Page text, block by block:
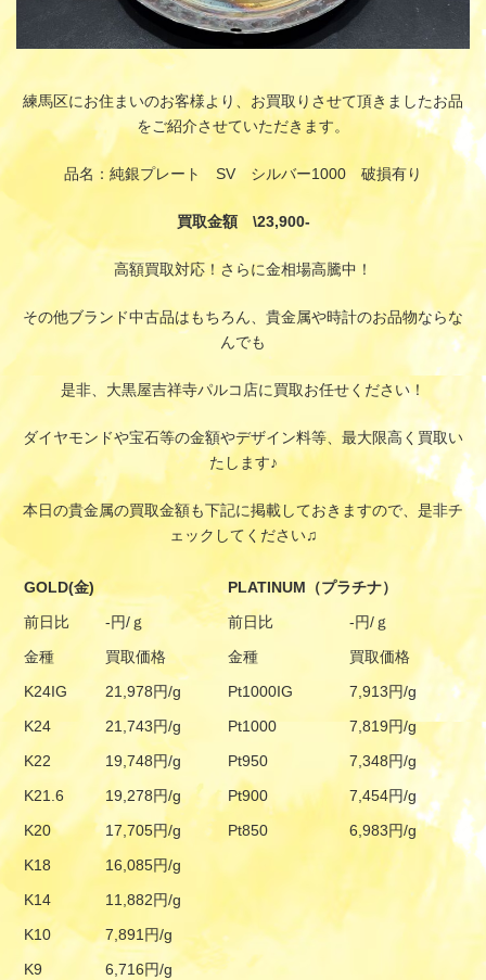
練馬区にお住まいのお客様より、お買取りさせて頂きましたお品
をご紹介させていただきます。
品名：純銀プレート SV シルバー1000 破損有り
買取金額 \23,900-
高額買取対応！さらに金相場高騰中！
その他ブランド中古品はもちろん、貴金属や時計のお品物ならな
んでも
是非、大黒屋吉祥寺パルコ店に買取お任せください！
ダイヤモンドや宝石等の金額やデザイン料等、最大限高く買取い
たします♪
本日の貴金属の買取金額も下記に掲載しておきますので、是非チ
ェックしてください♫
GOLD(金)
PLATINUM（プラチナ）
前日比
-円/ｇ 前日比
-円/ｇ
金種
買取価格 金種
買取価格
K24IG
21,978円/g Pt1000IG
7,913円/g
K24
21,743円/g Pt1000
7,819円/g
K22
19,748円/g Pt950
7,348円/g
K21.6
19,278円/g Pt900
7,454円/g
K20
17,705円/g Pt850
6,983円/g
K18
16,085円/g
K14
11,882円/g
K10
7,891円/g
K9
6,716円/g